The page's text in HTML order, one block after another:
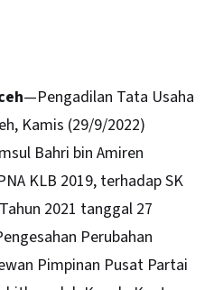
—Pengadilan Tata Usaha
Kamis (29/9/2022)
Bahri bin Amiren
KLB 2019, terhadap SK
2021 tanggal 27
Perubahan
Pimpinan Pusat Partai